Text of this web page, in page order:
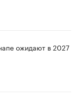
ожидают в 2027